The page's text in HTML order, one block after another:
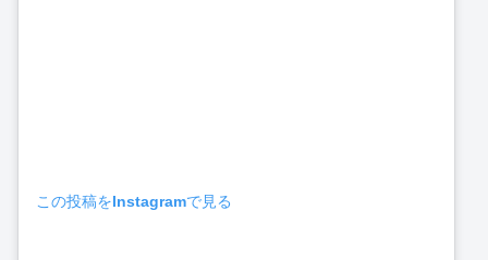
この投稿をInstagramで見る